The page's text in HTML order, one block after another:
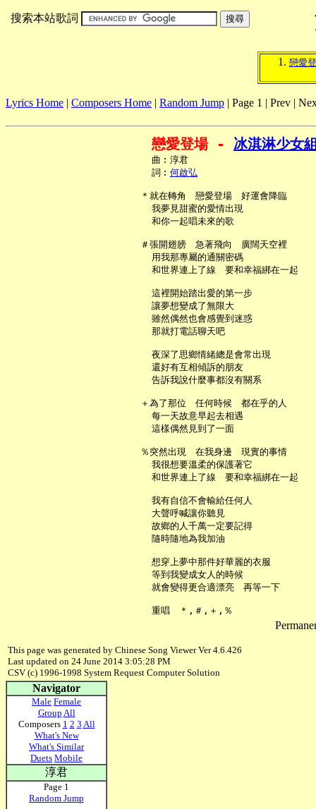
搜索本站歌詞
戀愛
Lyrics Home | Composers Home | Random Jump | Page 1 | Prev |
戀愛登場 - 冰淇淋少女
     曲︰淳君
     詞︰
何啟弘
   ＊就在轉角　戀愛登場　好運會降臨
     我夢見甜蜜的愛情出現
     和你一起唱未來的歌
   ＃張開翅膀　急著飛向　廣闊天空裡
     用我那專屬的通關密碼
     和世界連上了線　要和幸福綁在一起
     這裡開始踏出愛的第一步
     讓夢想變成了無限大
     雖然偶然也會感覺到迷惑
     那就打電話聊天吧
     夜深了思鄉情緒總是會常出現
     還好有互相傾訴的朋友
     告訴我說什麼事都沒有關系
   ＋為了那位　任何時候　都在乎的人
     每一天故意早起去相遇
     這樣偶然見到了一面
   ％突然出現　在我身邊　現實的事情
     我很想要溫柔的保護著它
     和世界連上了線　要和幸福綁在一起
     我有自信不會輸給任何人
     大聲呼喊讓你聽見
     故鄉的人千萬一定要記得
     隨時隨地為我加油
     想穿上夢中那件好華麗的衣服
     等到我變成女人的時候
     就會變得更合適漂亮　再等一下
This page was generated by Chinese Song Viewer Ver 4.6.426
Last updated on 24 June 2014 3:05:28 PM
CSV (c) 1996-1998 System Request Computer Solution
Navigator
Male Female
Group All
Composers 1 2 3 All
What's New
What's Similar
Duets Mobile
淳君
Page 1
Random Jump